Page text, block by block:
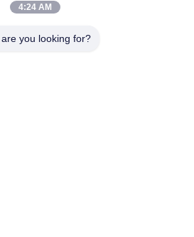
ίντσας LCD με τις συσκευές
4:24 AM
you looking for?